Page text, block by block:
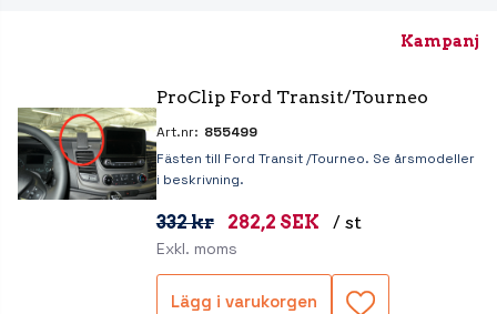
Kampanj
ProClip Ford Transit/Tourneo
Art.nr: 855499
Fästen till Ford Transit /Tourneo. Se årsmodeller
i beskrivning.
332 kr 282,2 SEK / st
Exkl. moms
Lägg i varukorgen